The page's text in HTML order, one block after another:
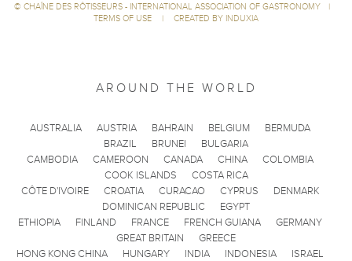
© CHAÎNE DES RÔTISSEURS - INTERNATIONAL ASSOCIATION OF GASTRONOMY
|
TERMS OF USE
| CREATED BY INDUXIA
AROUND THE WORLD
AUSTRALIA AUSTRIA BAHRAIN BELGIUM
BERMUDA
BRAZIL
BRUNEI
BULGARIA
CAMBODIA
CAMEROON CANADA CHINA
COLOMBIA
COOK ISLANDS
COSTA RICA
CÔTE D'IVOIRE
CROATIA CURACAO CYPRUS
DENMARK
DOMINICAN REPUBLIC
EGYPT
ETHIOPIA
FINLAND FRANCE FRENCH GUIANA
GERMANY
GREAT BRITAIN
GREECE
HONG KONG CHINA
HUNGARY INDIA INDONESIA ISRAEL